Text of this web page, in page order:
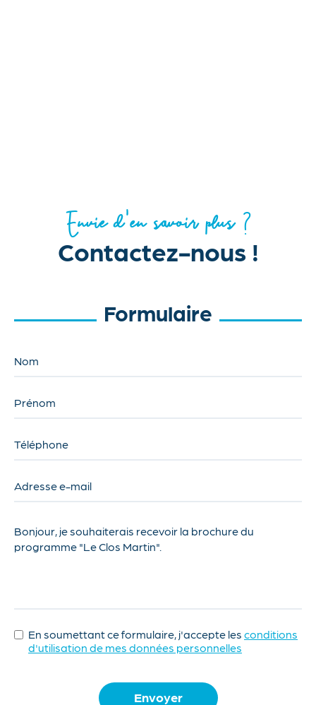
Envie d'en savoir plus ?
Contactez-nous !
Formulaire
En soumettant ce formulaire, j'accepte les conditions
d'utilisation de mes données personnelles
Envoyer